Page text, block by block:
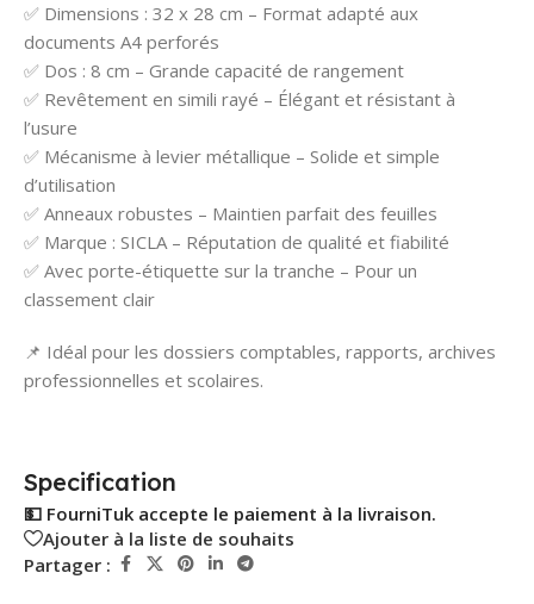
✅ Dimensions : 32 x 28 cm – Format adapté aux
documents A4 perforés
✅ Dos : 8 cm – Grande capacité de rangement
✅ Revêtement en simili rayé – Élégant et résistant à
l’usure
✅ Mécanisme à levier métallique – Solide et simple
d’utilisation
✅ Anneaux robustes – Maintien parfait des feuilles
✅ Marque : SICLA – Réputation de qualité et fiabilité
✅ Avec porte-étiquette sur la tranche – Pour un
classement clair
📌 Idéal pour les dossiers comptables, rapports, archives
professionnelles et scolaires.
Specification
💵 FourniTuk accepte le paiement à la livraison.
Ajouter à la liste de souhaits
Partager :